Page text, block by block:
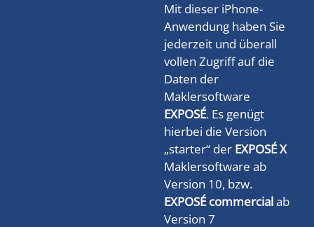
Mit dieser iPhone-
Anwendung haben Sie
jederzeit und überall
vollen Zugriff auf die
Daten der
Maklersoftware
EXPOSÉ. Es genügt
hierbei die Version
„starter“ der EXPOSÉ X
Maklersoftware ab
Version 10, bzw.
EXPOSÉ commercialab
Version 7